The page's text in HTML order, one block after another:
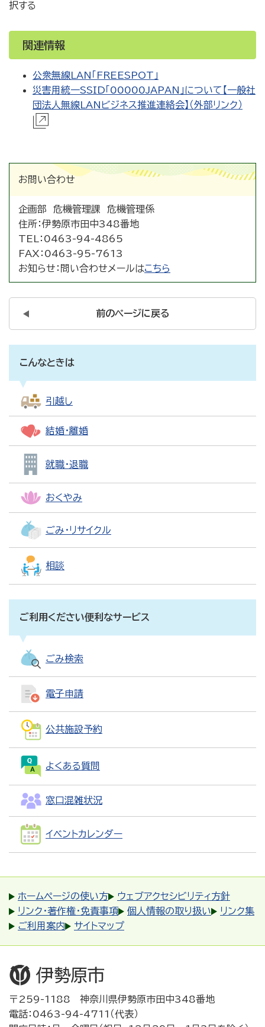
択する
関連情報
公衆無線LAN「FREESPOT」
災害用統一SSID「00000JAPAN」について【一般社
団法人無線LANビジネス推進連絡会】（外部リンク）
お問い合わせ
企画部 危機管理課 危機管理係
住所：伊勢原市田中348番地
TEL： 0463-94-4865
FAX： 0463-95-7613
お知らせ： 問い合わせメールはこちら
前のページに戻る
こんなときは
引越し
結婚・離婚
就職・退職
おくやみ
ごみ・リサイクル
相談
ご利用ください便利なサービス
ごみ検索
電子申請
公共施設予約
よくある質問
窓口混雑状況
イベントカレンダー
ホームページの使い方
ウェブアクセシビリティ方針
リンク・著作権・免責事項
個人情報の取り扱い
リンク集
ご利用案内
サイトマップ
〒259-1188 神奈川県伊勢原市田中348番地
電話：0463-94-4711（代表）